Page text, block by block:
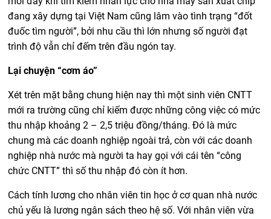
đang xây dựng tại Việt Nam cũng lâm vào tình trạng “đốt
đuốc tìm người”, bởi nhu cầu thì lớn nhưng số người đạt
trình độ vẫn chỉ đếm trên đầu ngón tay.
Lại chuyện “cơm áo”
Xét trên mặt bằng chung hiện nay thì một sinh viên CNTT
mới ra trường cũng chỉ kiếm được những công việc có mức
thu nhập khoảng 2 – 2,5 triệu đồng/tháng. Đó là mức
chung mà các doanh nghiệp ngoài trả, còn với các doanh
nghiệp nhà nước mà người ta hay gọi với cái tên “công
chức CNTT” thì số thu nhập đó còn ít hơn.
Cách tính lương cho nhân viên tin học ở cơ quan nhà nước
chủ yếu là lương ngân sách theo hệ số. Với nhân viên vừa